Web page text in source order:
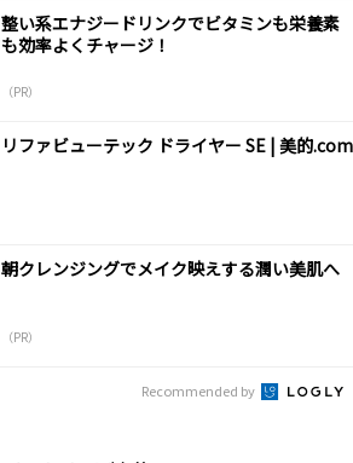
整い系エナジードリンクでビタミンも栄養素
も効率よくチャージ！
（PR）
リファビューテック ドライヤー SE | 美的.com
朝クレンジングでメイク映えする潤い美肌へ
（PR）
Recommended by